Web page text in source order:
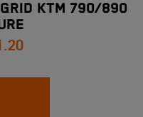
KTM 790/890